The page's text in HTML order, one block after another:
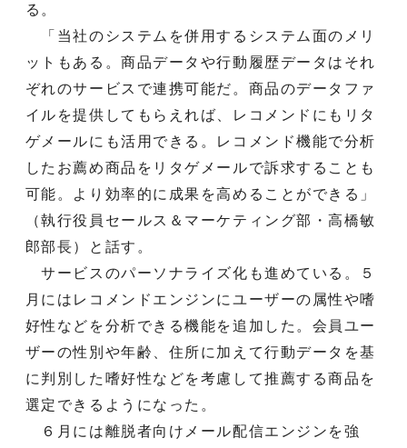
る。
「当社のシステムを併用するシステム面のメリ
ットもある。商品データや行動履歴データはそれ
ぞれのサービスで連携可能だ。商品のデータファ
イルを提供してもらえれば、レコメンドにもリタ
ゲメールにも活用できる。レコメンド機能で分析
したお薦め商品をリタゲメールで訴求することも
可能。より効率的に成果を高めることができる」
（執行役員セールス＆マーケティング部・高橋敏
郎部長）と話す。
サービスのパーソナライズ化も進めている。５
月にはレコメンドエンジンにユーザーの属性や嗜
好性などを分析できる機能を追加した。会員ユー
ザーの性別や年齢、住所に加えて行動データを基
に判別した嗜好性などを考慮して推薦する商品を
選定できるようになった。
６月には離脱者向けメール配信エンジンを強